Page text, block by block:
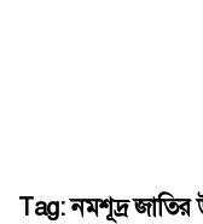
Tag:নমশূদ্র জাতির